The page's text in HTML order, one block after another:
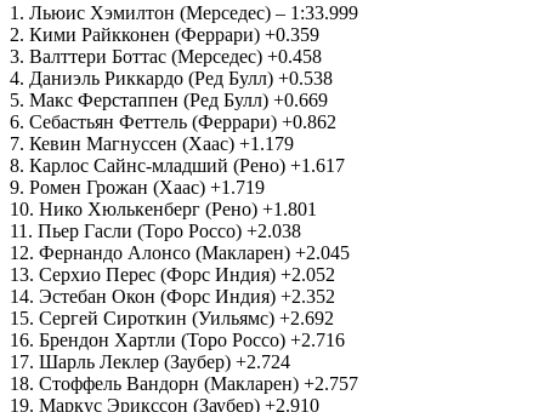
1. Льюис Хэмилтон (Мерседес) – 1:33.999
2. Кими Райкконен (Феррари) +0.359
3. Валттери Боттас (Мерседес) +0.458
4. Даниэль Риккардо (Ред Булл) +0.538
5. Макс Ферстаппен (Ред Булл) +0.669
6. Себастьян Феттель (Феррари) +0.862
7. Кевин Магнуссен (Хаас) +1.179
8. Карлос Сайнс-младший (Рено) +1.617
9. Ромен Грожан (Хаас) +1.719
10. Нико Хюлькенберг (Рено) +1.801
11. Пьер Гасли (Торо Россо) +2.038
12. Фернандо Алонсо (Макларен) +2.045
13. Серхио Перес (Форс Индия) +2.052
14. Эстебан Окон (Форс Индия) +2.352
15. Сергей Сироткин (Уильямс) +2.692
16. Брендон Хартли (Торо Россо) +2.716
17. Шарль Леклер (Заубер) +2.724
18. Стоффель Вандорн (Макларен) +2.757
19. Маркус Эрикссон (Заубер) +2.910